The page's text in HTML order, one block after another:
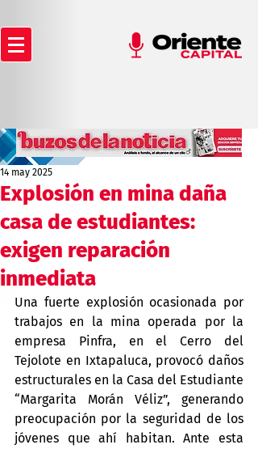
Explosión en mina daña
casa de estudiantes:
exigen reparación
inmediata
14 may 2025
Una fuerte explosión ocasionada por
trabajos en la mina operada por la
empresa Pinfra, en el Cerro del
Tejolote en Ixtapaluca, provocó daños
estructurales en la Casa del Estudiante
“Margarita Morán Véliz”, generando
preocupación por la seguridad de los
jóvenes que ahí habitan. Ante esta